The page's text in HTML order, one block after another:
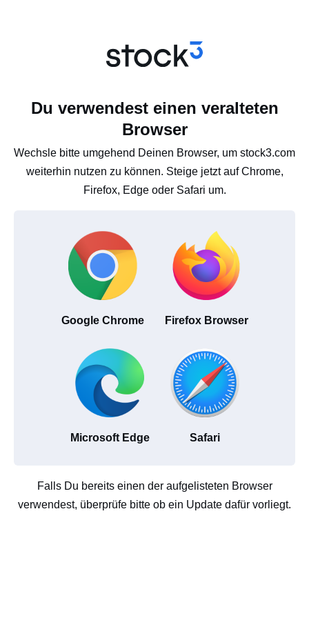
Du verwendest einen veralteten
Browser
Wechsle bitte umgehend Deinen Browser, um stock3.com
weiterhin nutzen zu können. Steige jetzt auf Chrome,
Firefox, Edge oder Safari um.
Google Chrome Firefox Browser
Microsoft Edge Safari
Falls Du bereits einen der aufgelisteten Browser
verwendest, überprüfe bitte ob ein Update dafür vorliegt.